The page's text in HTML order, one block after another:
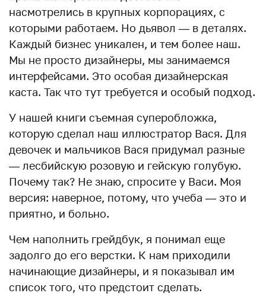
насмотрелись в крупных корпорациях, с
которыми работаем. Но дьявол — в деталях.
Каждый бизнес уникален, и тем более наш.
Мы не просто дизайнеры, мы занимаемся
интерфейсами. Это особая дизайнерская
каста. Так что тут требуется и особый подход.
У нашей книги съемная суперобложка,
которую сделал наш иллюстратор Вася. Для
девочек и мальчиков Вася придумал разные
— лесбийскую розовую и гейскую голубую.
Почему так? Не знаю, спросите у Васи. Моя
версия: наверное, потому, что учеба — это и
приятно, и больно.
Чем наполнить грейдбук, я понимал еще
задолго до его верстки. К нам приходили
начинающие дизайнеры, и я показывал им
список того, что предстоит сделать.